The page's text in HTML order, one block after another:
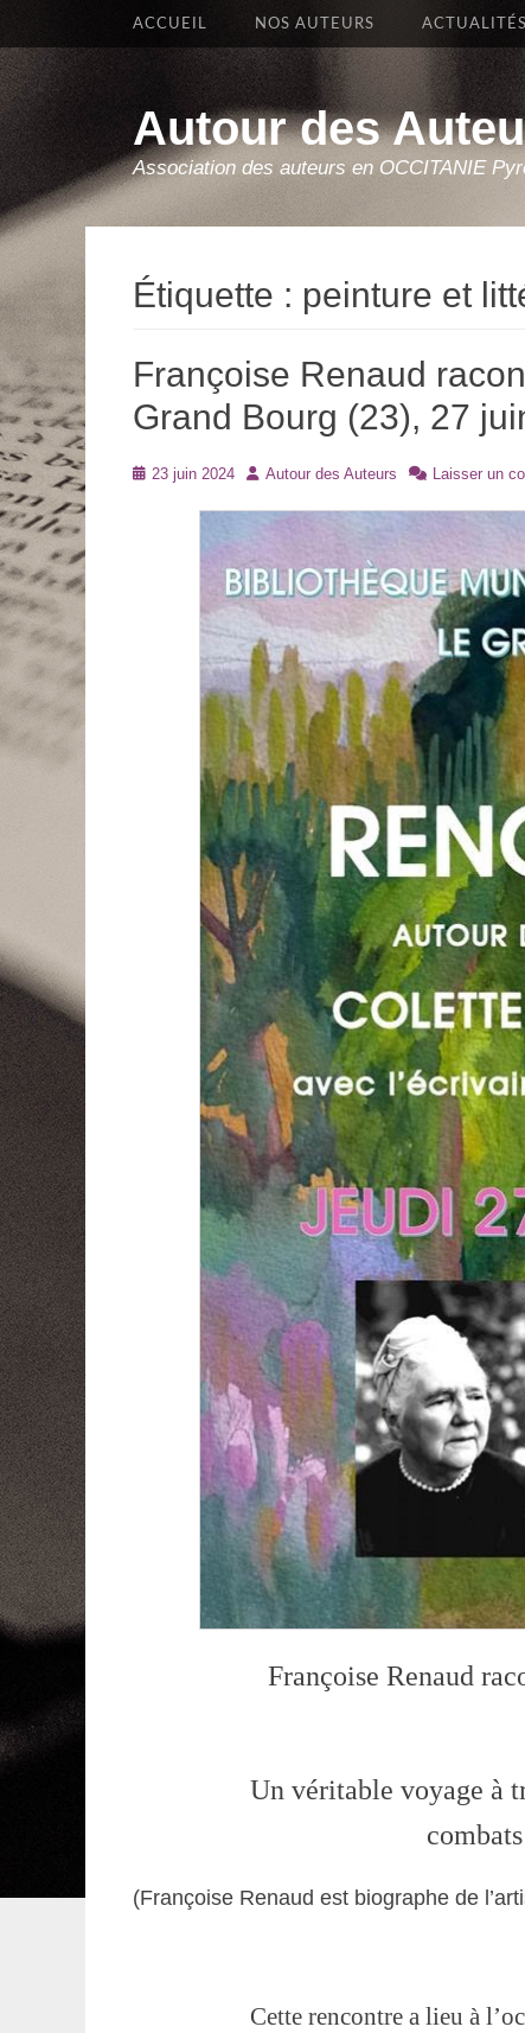
Autour des
Association des auteurs en OCCITANIE
Premier Menu
Aller
ACCUEIL NOS AUTEURS ACTUALITÉS
Étiquette : peinture et
Françoise Renaud
Grand Bourg (23), 27
Posté23 juin 2024 Auteur
Autour des Auteurs Laisser un
Françoise Renaud
Un véritable voyage à
(Françoise Renaud est biographe de
Cette rencontre a lieu à